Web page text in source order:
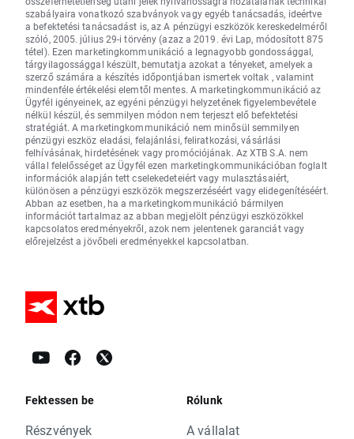
szabályaira vonatkozó szabványok vagy egyéb tanácsadás, ideértve
a befektetési tanácsadást is, az A pénzügyi eszközök kereskedelméről
szóló, 2005. július 29-i törvény (azaz a 2019. évi Lap, módosított 875
tétel). Ezen marketingkommunikáció a legnagyobb gondossággal,
tárgyilagossággal készült, bemutatja azokat a tényeket, amelyek a
szerző számára a készítés időpontjában ismertek voltak , valamint
mindenféle értékelési elemtől mentes. A marketingkommunikáció az
Ügyfél igényeinek, az egyéni pénzügyi helyzetének figyelembevétele
nélkül készül, és semmilyen módon nem terjeszt elő befektetési
stratégiát. A marketingkommunikáció nem minősül semmilyen
pénzügyi eszköz eladási, felajánlási, feliratkozási, vásárlási
felhívásának, hirdetésének vagy promóciójának. Az XTB S.A. nem
vállal felelősséget az Ügyfél ezen marketingkommunikációban foglalt
információk alapján tett cselekedeteiért vagy mulasztásaiért,
különösen a pénzügyi eszközök megszerzéséért vagy elidegenítéséért.
Abban az esetben, ha a marketingkommunikáció bármilyen
információt tartalmaz az abban megjelölt pénzügyi eszközökkel
kapcsolatos eredményekről, azok nem jelentenek garanciát vagy
előrejelzést a jövőbeli eredményekkel kapcsolatban.
Fektessen be
Részvények
Rólunk
A vállalat